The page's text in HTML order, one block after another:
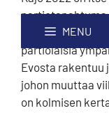
MENU
partiotapahtuma
Finnjamboree-
partiolaisia
Evosta rakentuu
johon muuttaa
on kolmisen